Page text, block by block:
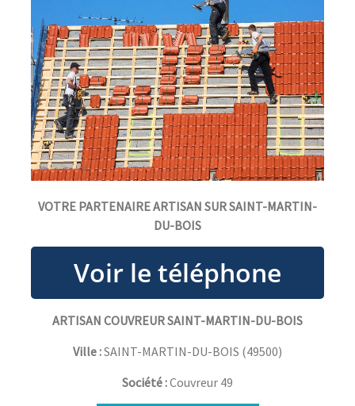
VOTRE PARTENAIRE ARTISAN SUR SAINT-MARTIN-
DU-BOIS
ARTISAN COUVREUR SAINT-MARTIN-DU-BOIS
Ville :SAINT-MARTIN-DU-BOIS (49500)
Société :Couvreur 49